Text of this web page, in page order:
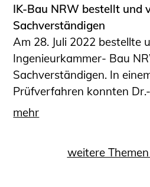
IK-Bau NRW bestellt und
Sachverständigen
Am 28. Juli 2022 bestellte
Ingenieurkammer- Bau
Sachverständigen. In
Prüfverfahren konnten
mehr
weitere